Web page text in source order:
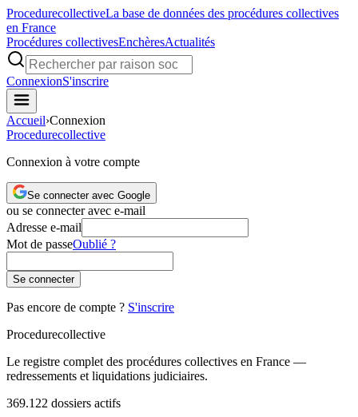
ProcedurecollectiveLa base de données des procédures collectives
en France
Procédures collectivesEnchèresActualités
ConnexionS'inscrire
Accueil›Connexion
Procedurecollective
Connexion à votre compte
Se connecter avec Google
ou se connecter avec e-mail
Adresse e-mail
Mot de passeOublié ?
Se connecter
Pas encore de compte ? S'inscrire
Procedurecollective
Le registre complet des procédures collectives en France —
redressements et liquidations judiciaires.
369.122 dossiers actifs